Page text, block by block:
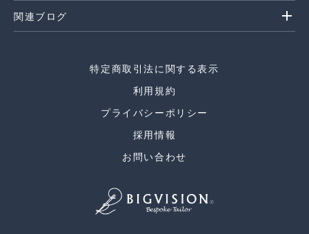
関連ブログ add
特定商取引法に関する表示
利用規約
プライバシーポリシー
採用情報
お問い合わせ